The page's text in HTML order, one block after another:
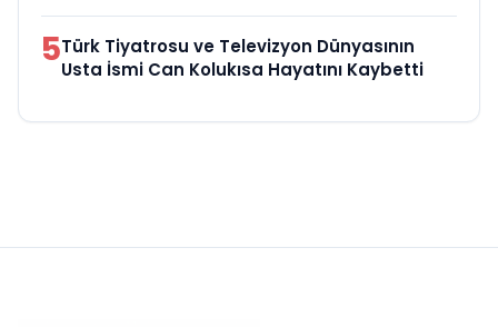
5Türk Tiyatrosu ve Televizyon Dünyasının
Usta İsmi Can Kolukısa Hayatını Kaybetti